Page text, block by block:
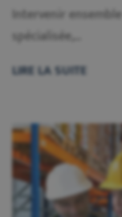
Intervenir
spécialisée,...
LIRE LA SUITE